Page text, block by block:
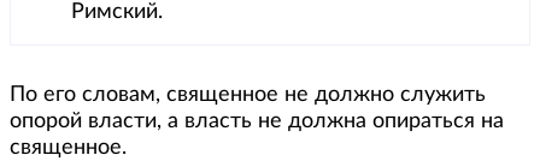
Римский.
По его словам, священное не должно служить
опорой власти, а власть не должна опираться на
священное.